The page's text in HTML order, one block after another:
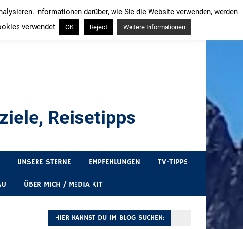
Reisetipps
UNSERE STERNE EMPFEHLUNGEN TV-TIPPS
ÜBER MICH / MEDIA KIT
HIER KANNST DU IM BLOG SUCHEN:
Informationen darüber, wie Sie die Website verwenden, werden
verwendet.
OK Reject Weitere Informationen